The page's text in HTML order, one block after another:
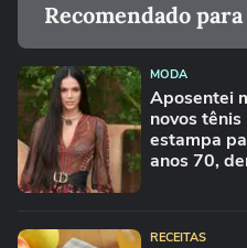
Recomendado para
MODA
Aposentei
novos
estampa
anos 70,
RECEITAS